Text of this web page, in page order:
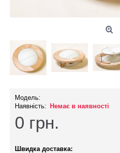
Модель:
Наявність:
Немає в наявності
0 грн.
Швидка доставка: